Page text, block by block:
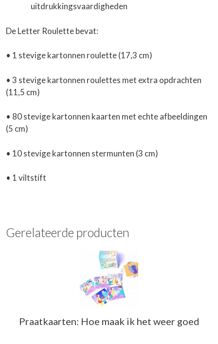
uitdrukkingsvaardigheden
De Letter Roulette bevat:
• 1 stevige kartonnen roulette (17,3 cm)
• 3 stevige kartonnen roulettes met extra opdrachten
(11,5 cm)
• 80 stevige kartonnen kaarten met echte afbeeldingen
(5 cm)
• 10 stevige kartonnen stermunten (3 cm)
• 1 viltstift
Gerelateerde producten
Praatkaarten: Hoe maak ik het weer goed